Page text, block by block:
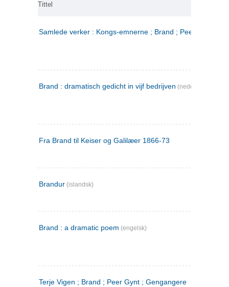
Tittel
Samlede verker : Kongs-emnerne ; Brand ; Peer Gynt. 2
Brand : dramatisch gedicht in vijf bedrijven (nederlandsk)
Fra Brand til Keiser og Galilæer 1866-73
Brandur (islandsk)
Brand : a dramatic poem (engelsk)
Terje Vigen ; Brand ; Peer Gynt ; Gengangere